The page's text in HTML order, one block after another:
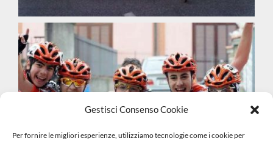
Gestisci Consenso Cookie
Per fornire le migliori esperienze, utilizziamo tecnologie come i cookie per